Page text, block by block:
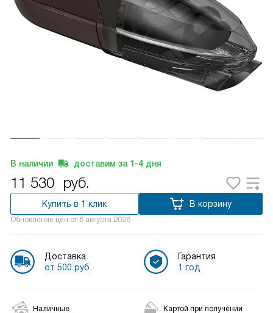
В наличии доставим за 1-4 дня
11 530 руб.
Купить в 1 клик В корзину
Обновление цен от 8 августа 2026
Доставка
от 500 руб.
Гарантия
1 год
Наличные Картой при получении